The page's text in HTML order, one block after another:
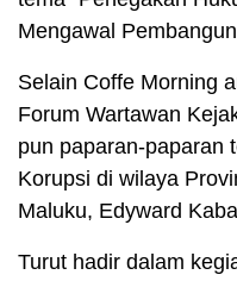
Mengawal
Selain Coffe Morning
Forum Wartawan
pun paparan-paparan
Korupsi di wilaya
Maluku, Edyward
Turut hadir dalam